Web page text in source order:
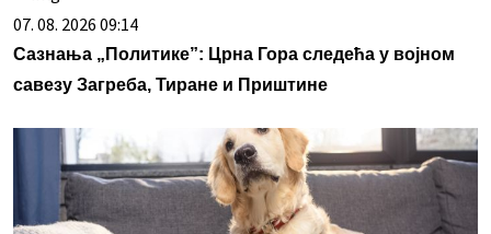
07. 08. 2026 09:14
Сазнања „Политике”: Црна Гора следећа у војном
савезу Загреба, Тиране и Приштине